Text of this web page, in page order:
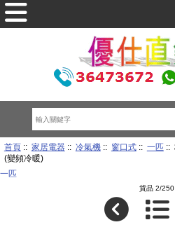
首頁:: 家居電器:: 冷氣機:: 窗口式:: 一匹::
(變頻冷暖)
一匹
貨品 2/250